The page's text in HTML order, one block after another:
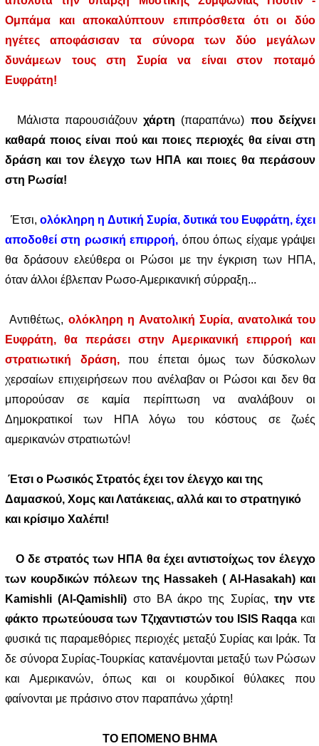
Ομπάμα και αποκαλύπτουν επιπρόσθετα ότι οι δύο
ηγέτες αποφάσισαν τα σύνορα των δύο μεγάλων
δυνάμεων τους στη Συρία να είναι στον ποταμό
Ευφράτη!
Μάλιστα παρουσιάζουνχάρτη (παραπάνω) που δείχνει
καθαρά ποιος είναι πού και ποιες περιοχές θα είναι στη
δράση και τον έλεγχο των ΗΠΑ και ποιες θα περάσουν
στη Ρωσία!
Έτσι,ολόκληρη η Δυτική Συρία, δυτικά του Ευφράτη, έχει
αποδοθεί στη ρωσική επιρροή, όπου όπως είχαμε γράψει
θα δράσουν ελεύθερα οι Ρώσοι με την έγκριση των ΗΠΑ,
όταν άλλοι έβλεπαν Ρωσο-Αμερικανική σύρραξη...
Αντιθέτως, ολόκληρη η Ανατολική Συρία, ανατολικά του
Ευφράτη, θα περάσει στην Αμερικανική επιρροή και
στρατιωτική δράση,
που έπεται όμως των δύσκολων
χερσαίων επιχειρήσεων που ανέλαβαν οι Ρώσοι και δεν θα
μπορούσαν σε καμία περίπτωση να αναλάβουν οι
Δημοκρατικοί των ΗΠΑ λόγω του κόστους σε ζωές
αμερικανών στρατιωτών!
Έτσι ο Ρωσικός Στρατός έχει τον έλεγχο και της
Δαμασκού, Χομς και Λατάκειας, αλλά και το στρατηγικό
και κρίσιμο Χαλέπι!
Ο δε στρατός των ΗΠΑ θα έχει αντιστοίχως τον έλεγχο
των κουρδικών πόλεων της Hassakeh ( Al-Hasakah) και
Kamishli (Al-Qamishli) στο ΒΑ άκρο της Συρίας, την ντε
φάκτο πρωτεύουσα των Τζιχαντιστών του ISIS Raqqa και
φυσικά τις παραμεθόριες περιοχές μεταξύ Συρίας και Ιράκ. Τα
δε σύνορα Συρίας-Τουρκίας κατανέμονται μεταξύ των Ρώσων
και Αμερικανών, όπως και οι κουρδικοί θύλακες που
φαίνονται με πράσινο στον παραπάνω χάρτη!
ΤΟ ΕΠΟΜΕΝΟ ΒΗΜΑ